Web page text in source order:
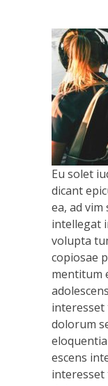
Eu solet
dicant
ea, ad
intellegat
volupta
copiosae
mentitum
interesset
dolorum
escens
interesset